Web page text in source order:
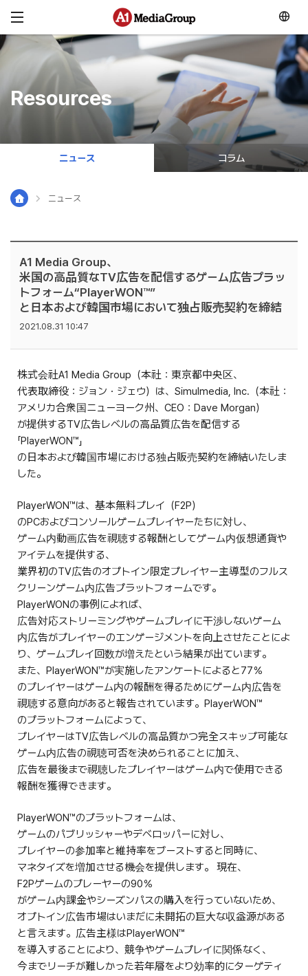
メニュースキップ
ニュース
Resources
ニュース コラム
A1 Media Group、
米国の高品質なTV広告を配信するゲーム広告プラッ
トフォーム“PlayerWON™”
と日本および韓国市場において独占販売契約を締結
2021.08.31 10:47
株式会社A1 Media Group（本社：東京都中央区、
代表取締役：ジョン・ジェウ）は、Simulmedia, Inc.（本社：
アメリカ合衆国ニューヨーク州、CEO：Dave Morgan）
が提供するTV広告レベルの高品質広告を配信する
「PlayerWON™」
の日本および韓国市場における独占販売契約を締結いたしま
した。
PlayerWON™は、基本無料プレイ（F2P）
のPCおよびコンソールゲームプレイヤーたちに対し、
ゲーム内動画広告を視聴する報酬としてゲーム内仮想通貨や
アイテムを提供する、
業界初のTV広告のオプトイン限定プレイヤー主導型のフルス
クリーンゲーム内広告プラットフォームです。
PlayerWONの事例によれば、
広告対応ストリーミングやゲームプレイに干渉しないゲーム
内広告がプレイヤーのエンゲージメントを向上させたことによ
り、ゲームプレイ回数が増えたという結果が出ています。
また、PlayerWON™が実施したアンケートによると77％
のプレイヤーはゲーム内の報酬を得るためにゲーム内広告を
視聴する意向があると報告されています。PlayerWON™
のプラットフォームによって、
プレイヤーはTV広告レベルの高品質かつ完全スキップ可能な
ゲーム内広告の視聴可否を決められることに加え、
広告を最後まで視聴したプレイヤーはゲーム内で使用できる
報酬を獲得できます。
PlayerWON™のプラットフォームは、
ゲームのパブリッシャーやデベロッパーに対し、
プレイヤーの参加率と維持率をブーストすると同時に、
マネタイズを増加させる機会を提供します。 現在、
F2Pゲームのプレーヤーの90％
がゲーム内課金やシーズンパスの購入を行っていないため、
オプトイン広告市場はいまだに未開拓の巨大な収益源がある
と言えます。広告主様はPlayerWON™
を導入することにより、競争やゲームプレイに関係なく、
今までリーチが難しかった若年層をより効率的にターゲティ